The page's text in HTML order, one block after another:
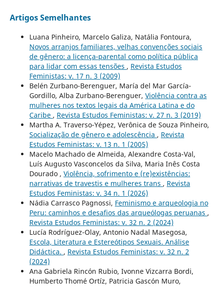
Artigos Semelhantes
Luana Pinheiro, Marcelo Galiza, Natália Fontoura,
Novos arranjos familiares, velhas convenções sociais
de gênero: a licença-parental como política pública
para lidar com essas tensões , Revista Estudos
Feministas: v. 17 n. 3 (2009)
Belén Zurbano-Berenguer, María del Mar García-
Gordillo, Alba Zurbano-Berenguer, Violência contra as
mulheres nos textos legais da América Latina e do
Caribe , Revista Estudos Feministas: v. 27 n. 3 (2019)
Martha A. Traverso-Yépez, Verônica de Souza Pinheiro,
Socialização de gênero e adolescência , Revista
Estudos Feministas: v. 13 n. 1 (2005)
Macelo Machado de Almeida, Alexandre Costa-Val,
Luís Augusto Vasconcelos da Silva, Maria Inês Costa
Dourado , Violência, sofrimento e (re)existências:
narrativas de travestis e mulheres trans , Revista
Estudos Feministas: v. 34 n. 1 (2026)
Nádia Carrasco Pagnossi, Feminismo e arqueologia no
Peru: caminhos e desafios das arqueólogas peruanas ,
Revista Estudos Feministas: v. 32 n. 2 (2024)
Lucía Rodríguez-Olay, Antonio Nadal Masegosa,
Escola, Literatura e Estereótipos Sexuais. Análise
Didáctica. , Revista Estudos Feministas: v. 32 n. 2
(2024)
Ana Gabriela Rincón Rubio, Ivonne Vizcarra Bordi,
Humberto Thomé Ortíz, Patricia Gascón Muro,